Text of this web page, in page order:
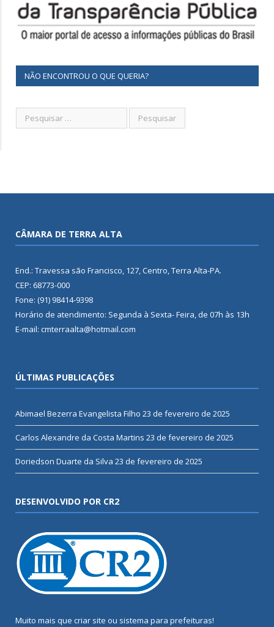
NÃO ENCONTROU O QUE QUERIA?
CÂMARA DE TERRA ALTA
End.: Travessa são Francisco, 127, Centro, Terra Alta-PA.
CEP: 68773-000
Fone: (91) 98414-9398
Horário de atendimento: Segunda à Sexta- Feira, de 07h às 13h
E-mail: cmterraalta@hotmail.com
ÚLTIMAS PUBLICAÇÕES
Abimael Bezerra Evangelista Filho 23 de fevereiro de 2025
Carlos Alexandre da Costa Martins 23 de fevereiro de 2025
Doriedson Duarte da Silva 23 de fevereiro de 2025
DESENVOLVIDO POR CR2
Muito mais que criar site ou sistema para prefeituras!